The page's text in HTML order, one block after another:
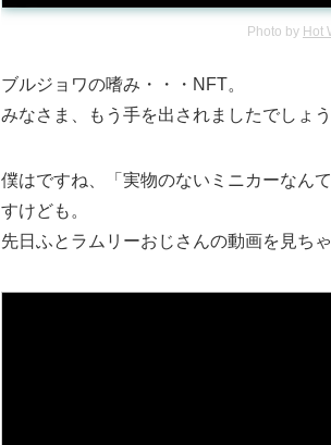
Photo by Hot
ブルジョワの嗜み・・・NFT。
みなさま、もう手を出されましたでしょ
僕はですね、「実物のないミニカーなん
すけども。
先日ふとラムリーおじさんの動画を見ち